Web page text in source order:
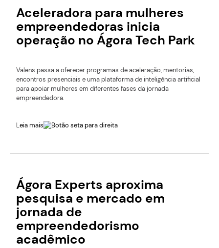
Aceleradora para mulheres
empreendedoras inicia
operação no Ágora Tech Park
Valens passa a oferecer programas de aceleração, mentorias,
encontros presenciais e uma plataforma de inteligência artificial
para apoiar mulheres em diferentes fases da jornada
empreendedora.
Leia mais
Ágora Experts aproxima
pesquisa e mercado em
jornada de
empreendedorismo
acadêmico